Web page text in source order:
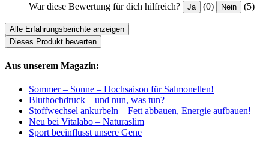
War diese Bewertung für dich hilfreich? Ja (0) Nein (5)
Alle Erfahrungsberichte anzeigen
Dieses Produkt bewerten
Aus unserem Magazin:
Sommer – Sonne – Hochsaison für Salmonellen!
Bluthochdruck – und nun, was tun?
Stoffwechsel ankurbeln – Fett abbauen, Energie aufbauen!
Neu bei Vitalabo – Naturaslim
Sport beeinflusst unsere Gene